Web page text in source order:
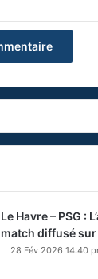
Le Havre – PSG :
match diffusé sur
28 Fév 2026 14:40